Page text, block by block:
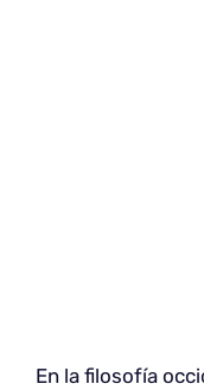
En la filosofía